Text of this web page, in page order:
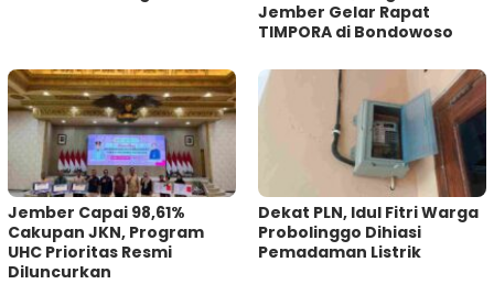
Jember Gelar Rapat
TIMPORA di Bondowoso
Jember Capai 98,61%
Cakupan JKN, Program
UHC Prioritas Resmi
Diluncurkan
Dekat PLN, Idul Fitri Warga
Probolinggo Dihiasi
Pemadaman Listrik